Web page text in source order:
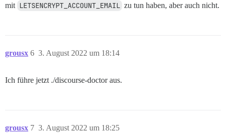
mit LETSENCRYPT_ACCOUNT_EMAIL zu tun haben, aber auch nicht.
grousx 3. August 2022 um 18:14
6
Ich führe jetzt ./discourse-doctor aus.
grousx 3. August 2022 um 18:25
7